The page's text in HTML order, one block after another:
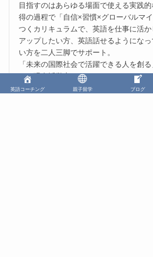
目指すのはあらゆる場面で使える実践
得の過程で「自信×習慣×グローバルマ
つくカリキュラムで、英語を仕事に活
アップしたい方、英語話せるようにな
い方を二人三脚でサポート。
「未来の国際社会で活躍できる人を創
とし現在活動中。
英語コーチング 親子留学 ブログ